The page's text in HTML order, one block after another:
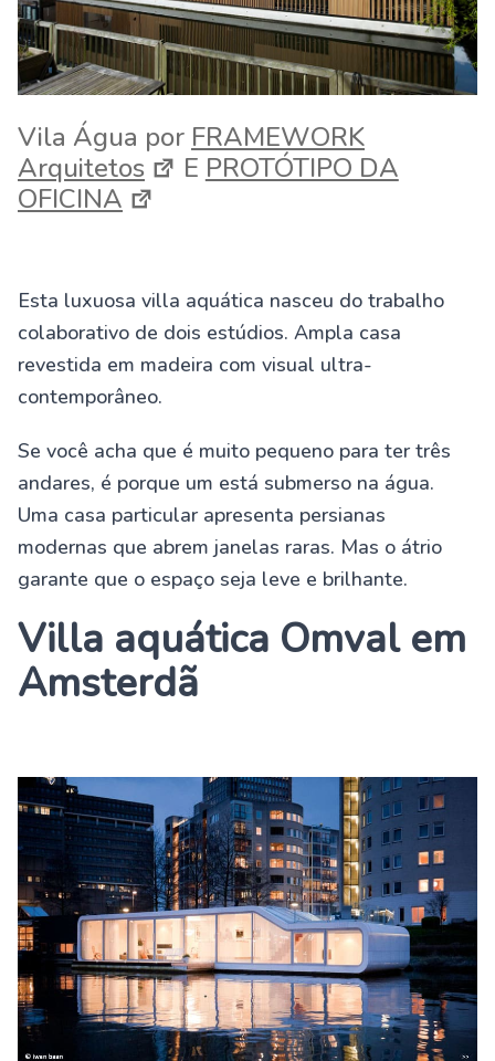
Vila Água por FRAMEWORK
Arquitetos
E PROTÓTIPO DA
OFICINA
Esta luxuosa villa aquática nasceu do trabalho
colaborativo de dois estúdios. Ampla casa
revestida em madeira com visual ultra-
contemporâneo.
Se você acha que é muito pequeno para ter três
andares, é porque um está submerso na água.
Uma casa particular apresenta persianas
modernas que abrem janelas raras. Mas o átrio
garante que o espaço seja leve e brilhante.
Villa aquática Omval em
Amsterdã